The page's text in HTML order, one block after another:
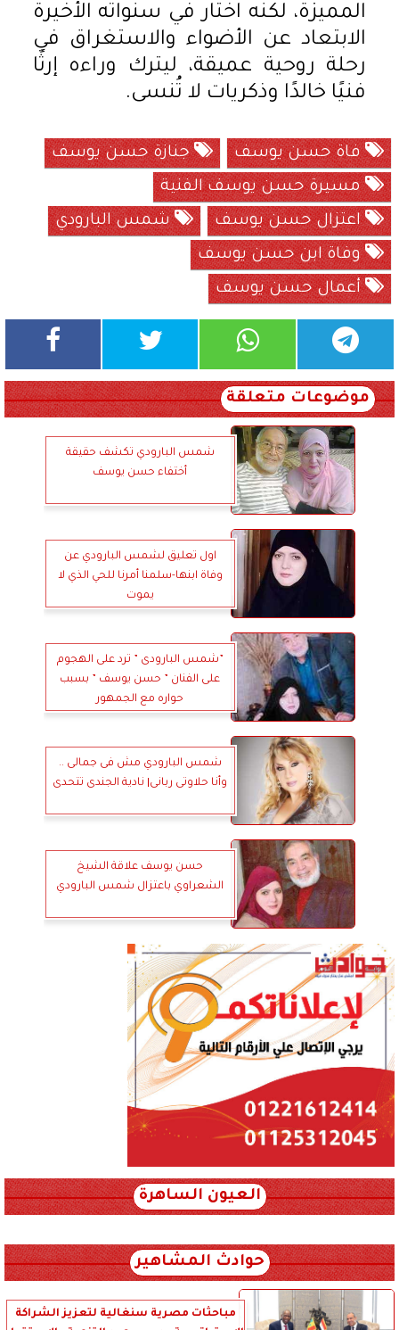
المميزة، لكنه اختار في سنواته الأخيرة
الابتعاد عن الأضواء والاستغراق في
رحلة روحية عميقة، ليترك وراءه إرثًا
فنيًا خالدًا وذكريات لا تُنسى.
فاة حسن يوسف
جنازة حسن يوسف
مسيرة حسن يوسف الفنية
اعتزال حسن يوسف
شمس البارودي
وفاة ابن حسن يوسف
أعمال حسن يوسف
موضوعات متعلقة
شمس البارودي تكشف حقيقة
أختفاء حسن يوسف
اول تعليق لشمس البارودي عن
وفاة ابنها-سلمنا أمرنا للحي الذي لا
يموت
”شمس البارودى ” ترد على الهجوم
على الفنان ” حسن يوسف ” بسبب
حواره مع الجمهور
شمس البارودي مش فى جمالى ..
وأنا حلاوتى ربانى| نادية الجندى تتحدى
حسن يوسف علاقة الشيخ
الشعراوي باعتزال شمس البارودي
العيون الساهرة
حوادث المشاهير
مباحثات مصرية سنغالية لتعزيز الشراكة